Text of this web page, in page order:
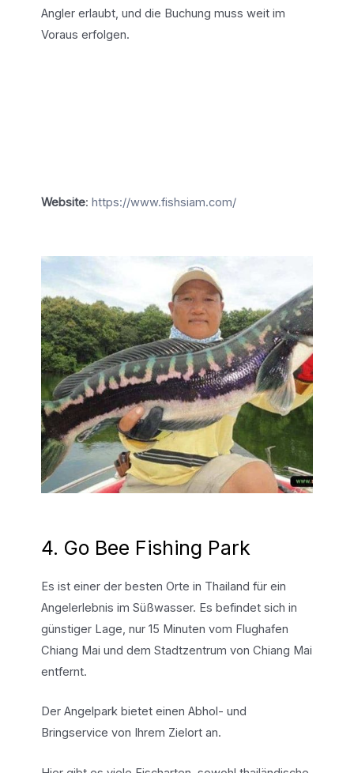
Angler erlaubt, und die Buchung muss weit im
Voraus erfolgen.
Website: https://www.fishsiam.com/
4. Go Bee Fishing Park
Es ist einer der besten Orte in Thailand für ein
Angelerlebnis im Süßwasser. Es befindet sich in
günstiger Lage, nur 15 Minuten vom Flughafen
Chiang Mai und dem Stadtzentrum von Chiang Mai
entfernt.
Der Angelpark bietet einen Abhol- und
Bringservice von Ihrem Zielort an.